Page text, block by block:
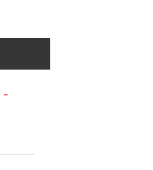
-